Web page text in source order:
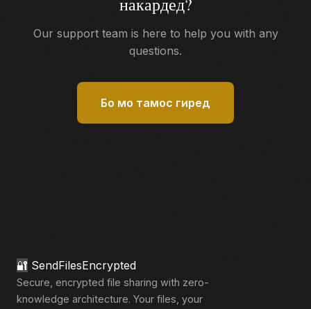
Our support team is here to help you with any
questions.
Бо мо тамос гиред
🔐 SendFilesEncrypted
Secure, encrypted file sharing with zero-
knowledge architecture. Your files, your